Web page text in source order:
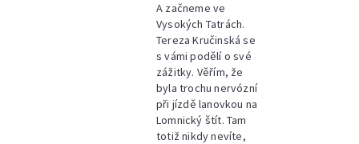
A začneme ve
Vysokých Tatrách.
Tereza Kručinská se
s vámi podělí o své
zážitky. Věřím, že
byla trochu nervózní
při jízdě lanovkou na
Lomnický štít. Tam
totiž nikdy nevíte,